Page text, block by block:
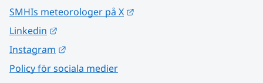
SMHIs meteorologer på X
Linkedin
Instagram
Policy för sociala medier